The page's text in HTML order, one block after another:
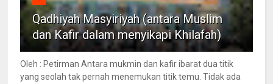
Qadhiyah Masyiriyah (antara Muslim
dan Kafir dalam menyikapi Khilafah)
Oleh : Petirman Antara mukmin dan kafir ibarat dua titik
yang seolah tak pernah menemukan titik temu. Tidak ada